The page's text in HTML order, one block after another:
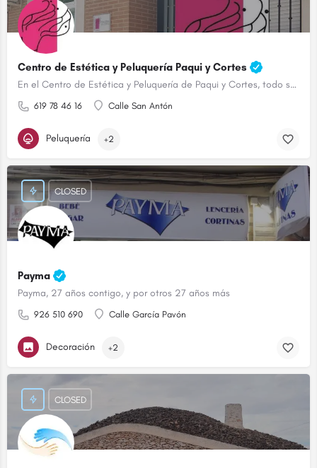
Centro de Estética y Peluquería Paqui y Cortes
En el Centro de Estética y Peluquería de Paqui y Cortes, todo son ventajas.
619 78 46 16 Calle San Antón
Peluquería +2
Payma
Payma, 27 años contigo, y por otros 27 años más
926 510 690 Calle García Pavón
CLOSED
Decoración +2
CLOSED